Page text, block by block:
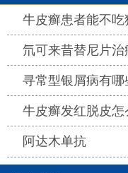
牛皮癣患者能不
氘可来昔替尼片治疗银
寻常型银屑病有
牛皮癣发红脱皮
阿达木单抗